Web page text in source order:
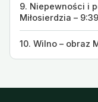
9. Niepewności i
Miłosierdzia – 9:39
10. Wilno – obraz